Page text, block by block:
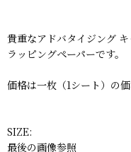
貴重なアドバタイジング
ラッピングペーパーです。
価格は一枚（1シート）の価
SIZE:
最後の画像参照